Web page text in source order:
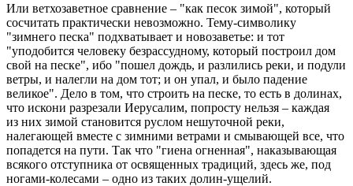
Или ветхозаветное сравнение – "как песок зимой", который
сосчитать практически невозможно. Тему-символику
"зимнего песка" подхватывает и новозаветье: и тот
"уподобится человеку безрассудному, который построил дом
свой на песке", ибо "пошел дождь, и разлились реки, и подули
ветры, и налегли на дом тот; и он упал, и было падение
великое". Дело в том, что строить на песке, то есть в долинах,
что искони разрезали Иерусалим, попросту нельзя – каждая
из них зимой становится руслом нешуточной реки,
налегающей вместе с зимними ветрами и смывающей все, что
попадется на пути. Так что "гиена огненная", наказывающая
всякого отступника от освященных традиций, здесь же, под
ногами-колесами – одно из таких долин-ущелий.